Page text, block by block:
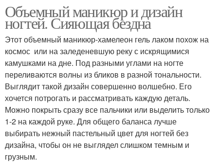
Объемный маникюр и дизайн
ногтей. Сияющая бездна
Этот объемный маникюр-хамелеон гель лаком похож на
космос или на заледеневшую реку с искрящимися
камушками на дне. Под разными углами на ногте
переливаются волны из бликов в разной тональности.
Выглядит такой дизайн совершенно волшебно. Его
хочется потрогать и рассматривать каждую деталь.
Можно покрыть сразу все пальчики или выделить только
1-2 на каждой руке. Для общего баланса лучше
выбирать нежный пастельный цвет для ногтей без
дизайна, чтобы он не выглядел слишком темным и
грузным.